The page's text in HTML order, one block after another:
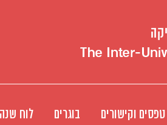
טפסים וקישורים בוגרים לוח שנה